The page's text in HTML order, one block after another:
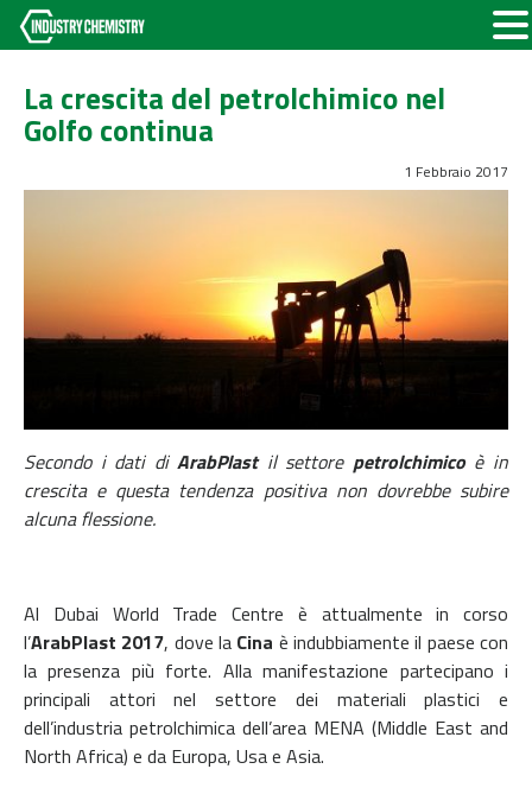
La crescita del petrolchimico nel
Golfo continua
1 Febbraio 2017
Secondo i dati diArabPlastil settore petrolchimicoè in
crescita e questa tendenza positiva non dovrebbe subire
alcuna flessione.
Al Dubai World Trade Centre è attualmente in corso
l’ArabPlast 2017, dove la Cina è indubbiamente il paese con
la presenza più forte. Alla manifestazione partecipano i
principali attori nel settore dei materiali plastici e
dell’industria petrolchimica dell’area MENA (Middle East and
North Africa) e da Europa, Usa e Asia.